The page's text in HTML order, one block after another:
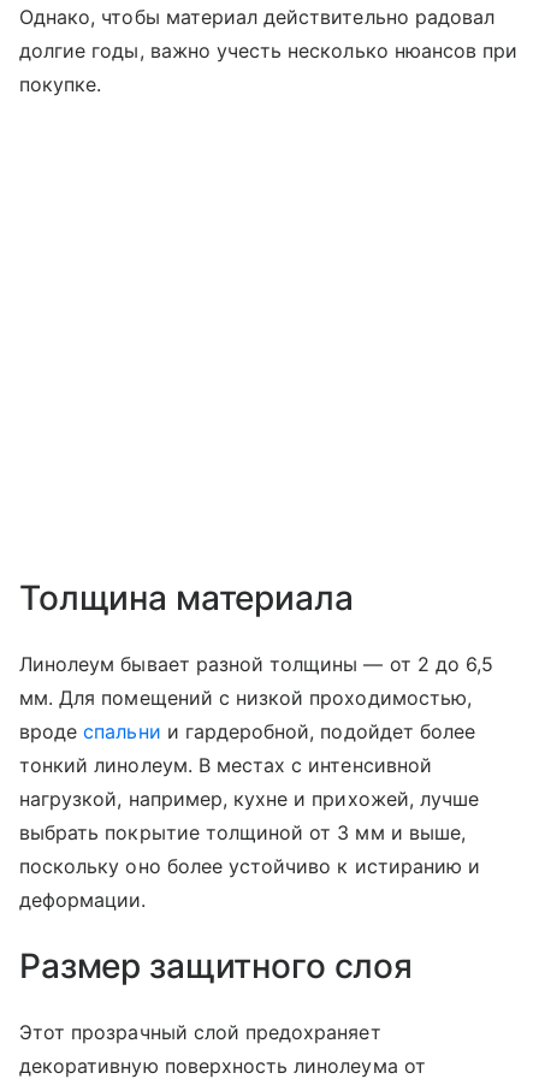
Однако, чтобы материал действительно радовал
долгие годы, важно учесть несколько нюансов при
покупке.
Толщина материала
Линолеум бывает разной толщины — от 2 до 6,5
мм. Для помещений с низкой проходимостью,
вродеспальни и гардеробной, подойдет более
тонкий линолеум. В местах с интенсивной
нагрузкой, например, кухне и прихожей, лучше
выбрать покрытие толщиной от 3 мм и выше,
поскольку оно более устойчиво к истиранию и
деформации.
Размер защитного слоя
Этот прозрачный слой предохраняет
декоративную поверхность линолеума от